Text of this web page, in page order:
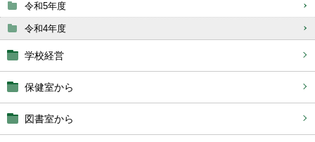
令和5年度
令和4年度
学校経営
保健室から
図書室から